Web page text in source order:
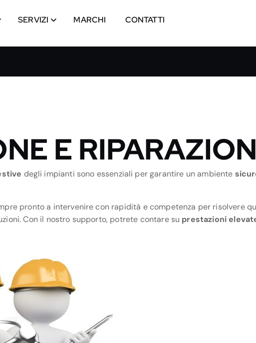
SERVIZI MARCHI CONTATTI
E
degli impianti sono essenziali per garantire un ambiente
pronto a intervenire con rapidità e competenza per risolvere
Con il nostro supporto, potrete contare su prestazioni